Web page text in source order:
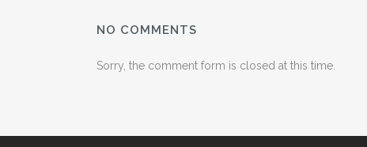
NO COMMENTS
Sorry, the comment form is closed at this time.